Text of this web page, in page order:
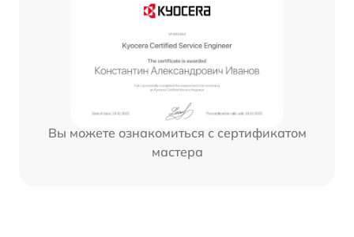
Вы можете ознакомиться с сертификатом
мастера